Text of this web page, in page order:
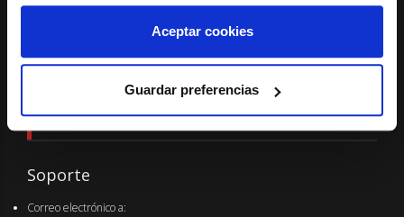
Aceptar cookies
Guardar preferencias
Pº de las Delicias, 31, Esc. Izq. 4º Dcha.
Telf.: 91 522 13 13 - Fax: 91 435 48 88
SOPORTE TÉCNICO
Soporte
Correo electrónico a: